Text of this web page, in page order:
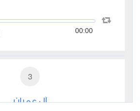
00:00
3
آل عمران